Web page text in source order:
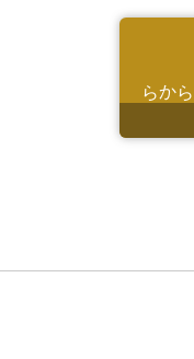
はこちらから